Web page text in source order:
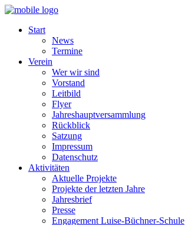
Start
News
Termine
Verein
Wer wir sind
Vorstand
Leitbild
Flyer
Jahreshauptversammlung
Rückblick
Satzung
Impressum
Datenschutz
Aktivitäten
Aktuelle Projekte
Projekte der letzten Jahre
Jahresbrief
Presse
Engagement Luise-Büchner-Schule